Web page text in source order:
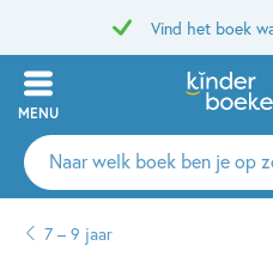
Vind het boek
MENU
Zoeken
naar
auteurs
7 – 9 jaar